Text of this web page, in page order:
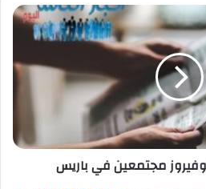
مجتمعين في باريس